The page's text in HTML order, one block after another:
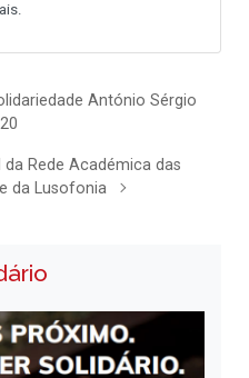
António Sérgio
Rede Académica das
da Lusofonia